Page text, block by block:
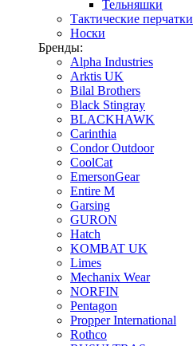
Тельняшки
Тактические перчатки
Носки
Бренды:
Alpha Industries
Arktis UK
Bilal Brothers
Black Stingray
BLACKHAWK
Carinthia
Condor Outdoor
CoolCat
EmersonGear
Entire M
Garsing
GURON
Hatch
KOMBAT UK
Limes
Mechanix Wear
NORFIN
Pentagon
Propper International
Rothco